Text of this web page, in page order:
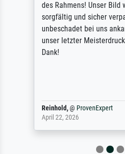
des Rahmens! Unser Bild
sorgfältig und sicher
unbeschadet bei uns
unser letzter
Dank!
Reinhold,@ ProvenExpert
April 22, 2026